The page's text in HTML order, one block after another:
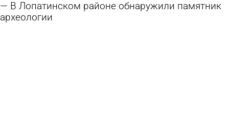
В Лопатинском районе обнаружили памятник
археологии